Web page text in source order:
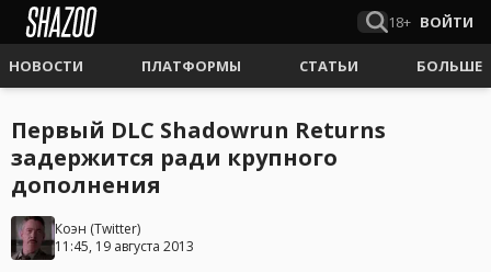
18+ ВОЙТИ
НОВОСТИ ПЛАТФОРМЫ СТАТЬИ БОЛЬШЕ
Первый DLC Shadowrun Returns
задержится ради крупного
дополнения
Коэн (Twitter)
11:45, 19 августа 2013